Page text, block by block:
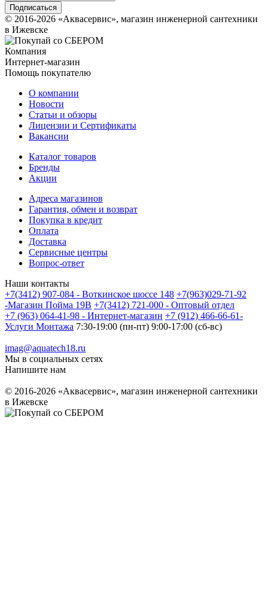
© 2016-2026 «Аквасервис», магазин инженерной сантехники
в Ижевске
Компания
Интернет-магазин
Помощь покупателю
О компании
Новости
Статьи и обзоры
Лицензии и Сертификаты
Вакансии
Каталог товаров
Бренды
Акции
Адреса магазинов
Гарантия, обмен и возврат
Покупка в кредит
Оплата
Доставка
Сервисные центры
Вопрос-ответ
Наши контакты
+7(3412) 907-084 - Воткинское шоссе 148 +7(963)029-71-92
-Магазин Пойма 19В +7(3412) 721-000 - Оптовый отдел
+7 (963) 064-41-98 - Интернет-магазин +7 (912) 466-66-61-
Услуги Монтажа 7:30-19:00 (пн-пт) 9:00-17:00 (сб-вс)
imag@aquatech18.ru
Мы в социальных сетях
Напишите нам
© 2016-2026 «Аквасервис», магазин инженерной сантехники
в Ижевске